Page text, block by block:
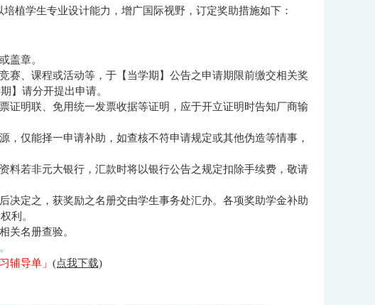
植学生专业设计能力，增广国际视野，订定奖助措施如下：
盖章。
赛、课程或活动等，于【当学期】公告之申请期限前缴交相关奖
】请分开提出申请。
证明联、免用统一发票收据等证明，应于开立证明时告知厂商输
仅能择一申请补助，如查核不符申请规定或其他伪造等情事，
料若非元大银行，汇款时将以银行公告之规定扣除手续费，敬请
决定之，获奖励之名册交由学生事务处汇办。各项奖助学金补助
利。
关名册查验。
。
辅导单」 (点我下载)